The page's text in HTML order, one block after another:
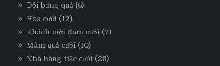
Đội bưng quả (6)
Hoa cưới (12)
Khách mời đám cưới (7)
Mâm quả cưới (10)
Nhà hàng tiệc cưới (28)